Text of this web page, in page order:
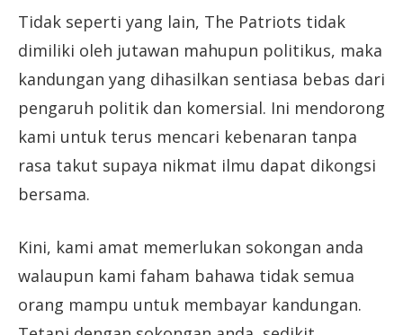
Tidak seperti yang lain, The Patriots tidak
dimiliki oleh jutawan mahupun politikus, maka
kandungan yang dihasilkan sentiasa bebas dari
pengaruh politik dan komersial. Ini mendorong
kami untuk terus mencari kebenaran tanpa
rasa takut supaya nikmat ilmu dapat dikongsi
bersama.
Kini, kami amat memerlukan sokongan anda
walaupun kami faham bahawa tidak semua
orang mampu untuk membayar kandungan.